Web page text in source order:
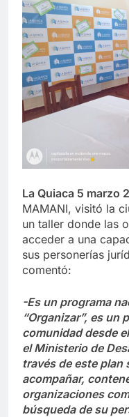
La Quiaca 5 marzo
MAMANI, visitó la
un taller donde las
acceder a una
sus personerías
comentó:
-Es un programa
“Organizar”, es un
comunidad desde
el Ministerio de
través de este plan
acompañar,
organizaciones
búsqueda de su